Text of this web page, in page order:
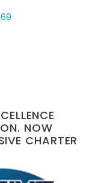
NOW
CHARTER